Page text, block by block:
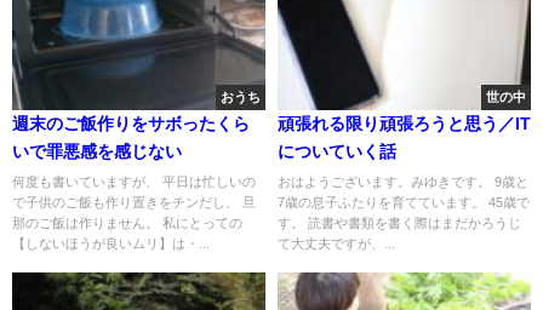
おうち
週末のご飯作りをサボったくら
いで罪悪感を感じない
何度も書いていますが、 平日は忙しいの
で子供のご飯も作り置きをチンだし、 旦
那のご飯は作りません。 私にとっての
【しないほうが良いムリ】は・...
世の中
頑張れる限り頑張ろうと思う／IT
についていく話
おはようございます。みゆきです。 9歳と
7歳の息子ふたりを育てています。 45歳で
す。 読書や書類を書く際はまだかろうじ
て大丈夫ですが、...